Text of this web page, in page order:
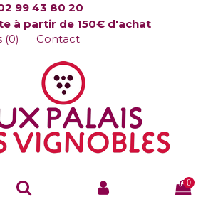
99 43 80 20
à partir de 150€ d'achat
(0) Contact
0